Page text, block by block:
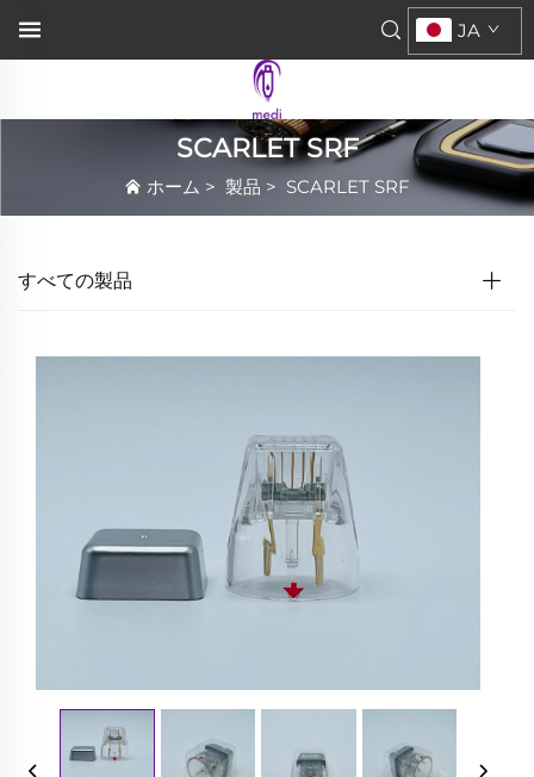
JA
SCARLET SRF
ホーム > 製品 > SCARLET SRF
すべての製品